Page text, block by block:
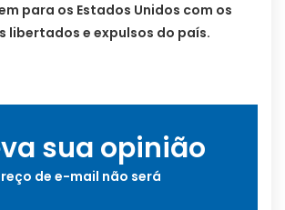
para os Estados Unidos com os
libertados e expulsos do país.
sua opinião
de e-mail não será